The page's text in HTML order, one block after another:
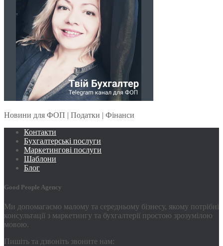
Новини для ФОП | Податки | Фінанси
Контакти
Бухгалтерські послуги
Маркетингові послуги
Шаблони
Блог
Good People Agency
Ми допомагаємо малому та середньому бізнесу, якому потрібні
консультації з маркетингу та бухгалтерії простою зрозумілою
мовою.
Пишіть та дзвоніть звоните нам: